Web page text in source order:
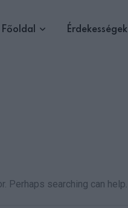
Főoldal Érdekességek
Perhaps searching can help.